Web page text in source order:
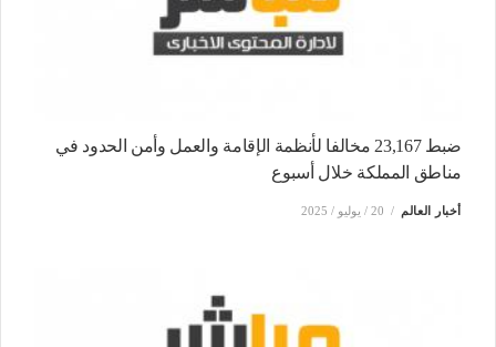
ضبط 23,167 مخالفا لأنظمة الإقامة والعمل وأمن الحدود في
مناطق المملكة خلال أسبوع
أخبار العالم 20 / يوليو / 2025